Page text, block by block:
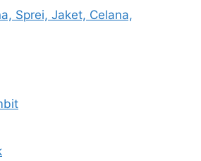
Sprei, Jaket, Celana,